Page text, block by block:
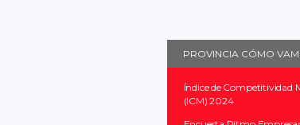
PROVINCIA CÓMO
Índice de Competitividad
(ICM) 2024